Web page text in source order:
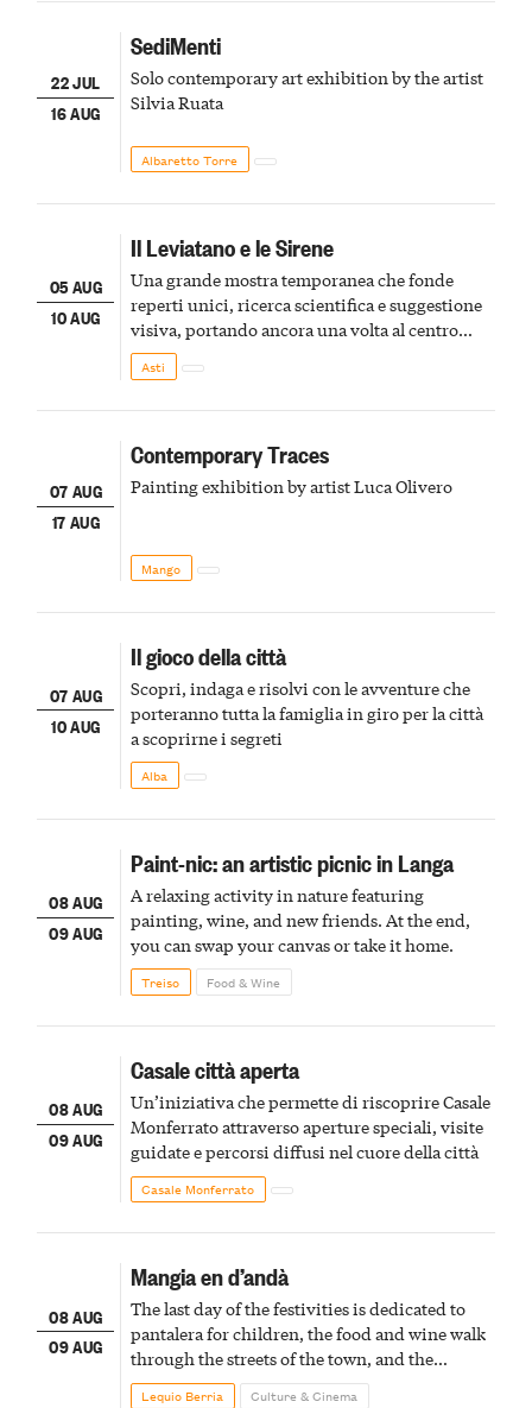
22 JUL
16 AUG
SediMenti
Solo contemporary art exhibition by the artist
Silvia Ruata
Albaretto Torre
05 AUG
10 AUG
Il Leviatano e le Sirene
Una grande mostra temporanea che fonde
reperti unici, ricerca scientifica e suggestione
visiva, portando ancora una volta al centro
della scena le meraviglie del passato astigiano
Asti
07 AUG
17 AUG
Contemporary Traces
Painting exhibition by artist Luca Olivero
Mango
07 AUG
10 AUG
Il gioco della città
Scopri, indaga e risolvi con le avventure che
porteranno tutta la famiglia in giro per la città
a scoprirne i segreti
Alba
08 AUG
09 AUG
Paint-nic: an artistic picnic in Langa
A relaxing activity in nature featuring
painting, wine, and new friends. At the end,
you can swap your canvas or take it home.
Treiso Food & Wine
08 AUG
09 AUG
Casale città aperta
Un’iniziativa che permette di riscoprire Casale
Monferrato attraverso aperture speciali, visite
guidate e percorsi diffusi nel cuore della città
Casale Monferrato
08 AUG
09 AUG
Mangia en d’andà
The last day of the festivities is dedicated to
pantalera for children, the food and wine walk
through the streets of the town, and the
fireworks finale
Lequio Berria Culture & Cinema